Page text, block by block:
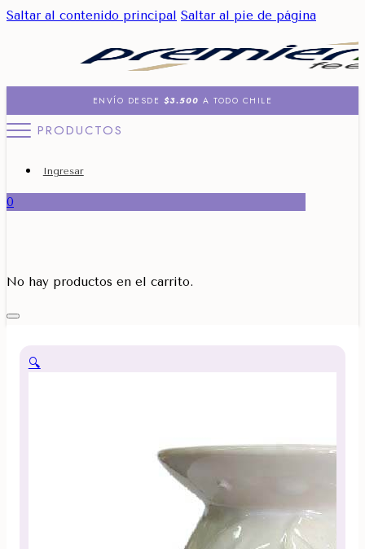
Saltar al contenido principal Saltar al pie de página
ENVÍO DESDE $3.500 A TODO CHILE
PRODUCTOS
Ingresar
0
No hay productos en el carrito.
🔍